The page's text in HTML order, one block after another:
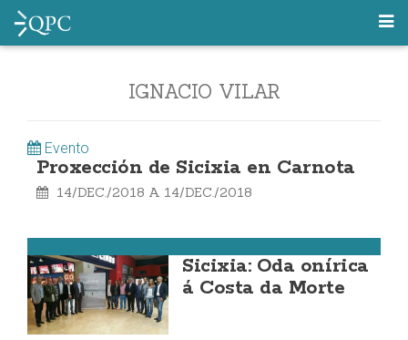
IGNACIO VILAR
Evento
Proxección de Sicixia en Carnota
14/DEC./2018 A 14/DEC./2018
Sicixia: Oda onírica
á Costa da Morte